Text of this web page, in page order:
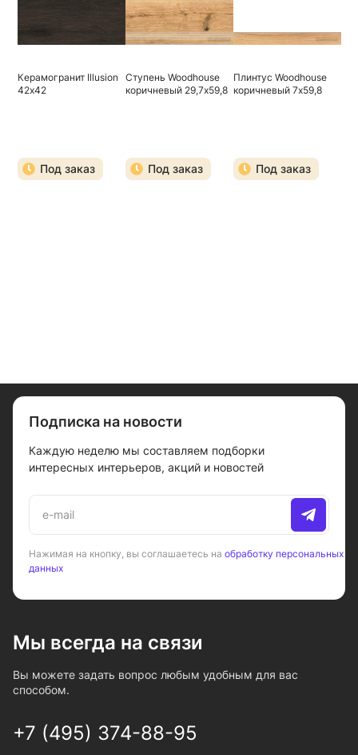
Керамогранит Illusion
42х42
Под заказ
Ступень Woodhouse
коричневый 29,7х59,8
Под заказ
Плинтус Woodhouse
коричневый 7х59,8
Под заказ
Подписка на новости
Каждую неделю мы составляем подборки
интересных интерьеров, акций и новостей
Нажимая на кнопку, вы соглашаетесь на обработку персональных
данных
Мы всегда на связи
Вы можете задать вопрос любым удобным для вас
способом.
+7 (495) 374-88-95